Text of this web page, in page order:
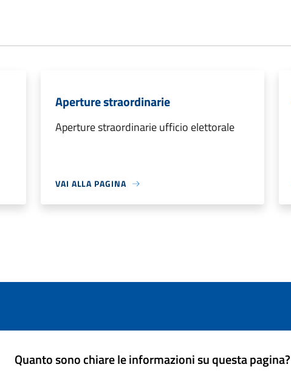
Aperture straordinarie
Aperture straordinarie ufficio elettorale
VAI ALLA PAGINA
Quanto sono chiare le informazioni su questa pagina?